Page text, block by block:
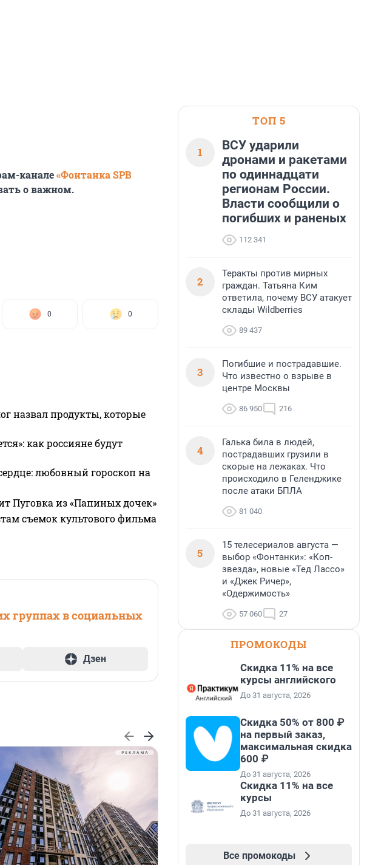
канале«Фонтанка SPB
о важном.
0 0
назвал продукты, которые
как россияне будут
любовный гороскоп на
Пуговка из «Папиных дочек»
съемок культового фильма
группах в социальных
Дзен
ТОП 5
1
ВСУ ударили
дронами и ракетами
по одиннадцати
регионам России.
Власти сообщили о
погибших и раненых
112 341
2
Теракты против мирных
граждан. Татьяна Ким
ответила, почему ВСУ атакует
склады Wildberries
89 437
3
Погибшие и пострадавшие.
Что известно о взрыве в
центре Москвы
86 950 216
4
Галька била в людей,
пострадавших грузили в
скорые на лежаках. Что
происходило в Геленджике
после атаки БПЛА
81 040
5
15 телесериалов августа —
выбор «Фонтанки»: «Коп-
звезда», новые «Тед Лассо»
и «Джек Ричер»,
«Одержимость»
57 060 27
ПРОМОКОДЫ
Скидка 11% на все
курсы английского
До 31 августа, 2026
Скидка 50% от 800 ₽
на первый заказ,
максимальная скидка
600 ₽
До 31 августа, 2026
Скидка 11% на все
курсы
До 31 августа, 2026
Все промокоды